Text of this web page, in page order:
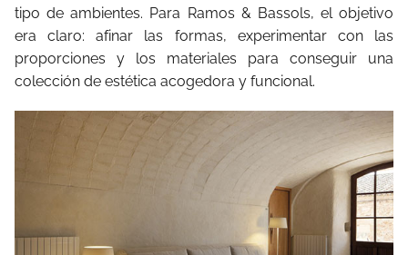
tipo de ambientes. Para Ramos & Bassols, el objetivo
era claro: afinar las formas, experimentar con las
proporciones y los materiales para conseguir una
colección de estética acogedora y funcional.